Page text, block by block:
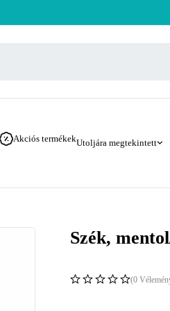
Akciós termékekUtoljára megtekintett
Szék,
(0